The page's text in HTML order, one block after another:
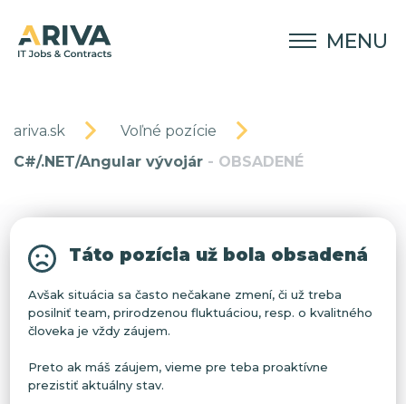
MENU
ariva.sk
Voľné pozície
C#/.NET/Angular vývojár - OBSADENÉ
Táto pozícia už bola obsadená
Avšak situácia sa často nečakane zmení, či už treba
posilniť team, prirodzenou fluktuáciou, resp. o kvalitného
človeka je vždy záujem.
Preto ak máš záujem, vieme pre teba proaktívne
prezistiť aktuálny stav.